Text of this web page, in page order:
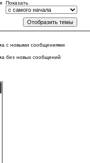
Показать
с новыми сообщениями
без новых сообщений